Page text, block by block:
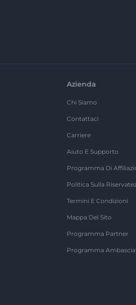
Azienda
Chi Siamo
Contattaci
Carriere
Aiuto E Supporto
Programma Di
Politica Sulla
Termini E Condizioni
Mappa Del Sito
Programma Partner
Programma